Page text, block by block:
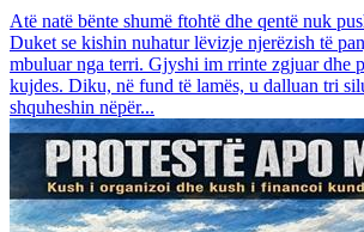
Atë natë bënte shumë ftohtë dhe qentë nuk
Duket se kishin nuhatur lëvizje njerëzish të
mbuluar nga terri. Gjyshi im rrinte zgjuar dhe
kujdes. Diku, në fund të lamës, u dalluan tri
shquheshin nëpër...